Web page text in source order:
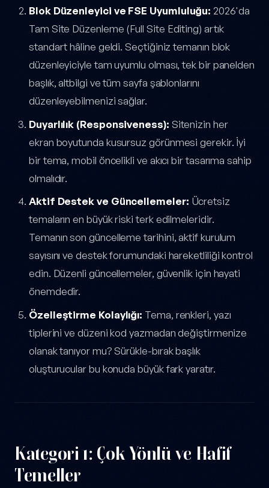
Blok Düzenleyici ve FSE Uyumluluğu: 2026'da
Tam Site Düzenleme (Full Site Editing) artık
standart hâline geldi. Seçtiğiniz temanın blok
düzenleyiciyle tam uyumlu olması, tek bir panelden
başlık, altbilgi ve tüm sayfa şablonlarını
düzenleyebilmenizi sağlar.
Duyarlılık (Responsiveness): Sitenizin her
ekran boyutunda kusursuz görünmesi gerekir. İyi
bir tema, mobil öncelikli ve akıcı bir tasarıma sahip
olmalıdır.
Aktif Destek ve Güncellemeler: Ücretsiz
temaların en büyük riski terk edilmeleridir.
Temanın son güncelleme tarihini, aktif kurulum
sayısını ve destek forumundaki hareketliliği kontrol
edin. Düzenli güncellemeler, güvenlik için hayati
önemdedir.
Özelleştirme Kolaylığı: Tema, renkleri, yazı
tiplerini ve düzeni kod yazmadan değiştirmenize
olanak tanıyor mu? Sürükle-bırak başlık
oluşturucular bu konuda büyük fark yaratır.
Kategori 1: Çok Yönlü ve Hafif
Temeller